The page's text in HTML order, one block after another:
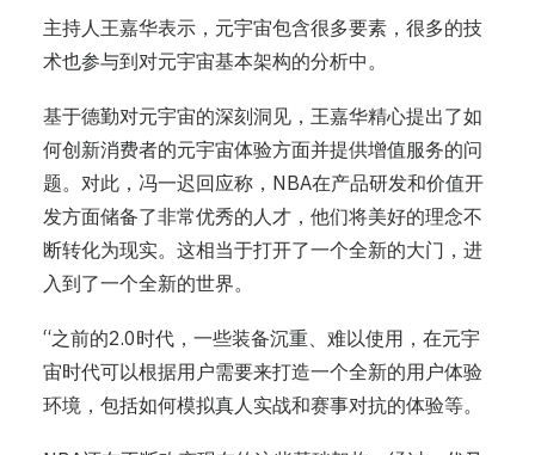
主持人王嘉华表示，元宇宙包含很多要素，很多的技
术也参与到对元宇宙基本架构的分析中。
基于德勤对元宇宙的深刻洞见，王嘉华精心提出了如
何创新消费者的元宇宙体验方面并提供增值服务的问
题。对此，冯一迟回应称，NBA在产品研发和价值开
发方面储备了非常优秀的人才，他们将美好的理念不
断转化为现实。这相当于打开了一个全新的大门，进
入到了一个全新的世界。
“之前的2.0时代，一些装备沉重、难以使用，在元宇
宙时代可以根据用户需要来打造一个全新的用户体验
环境，包括如何模拟真人实战和赛事对抗的体验等。